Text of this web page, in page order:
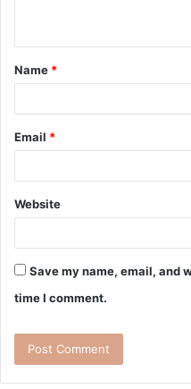
Name *
Email *
Website
Save my name, email, and
time I comment.